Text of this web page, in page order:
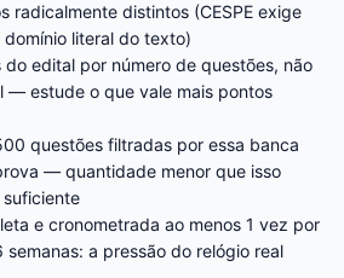
radicalmente distintos (CESPE exige
literal do texto)
edital por número de questões, não
— estude o que vale mais pontos
questões filtradas por essa banca
— quantidade menor que isso
e cronometrada ao menos 1 vez por
semanas: a pressão do relógio real